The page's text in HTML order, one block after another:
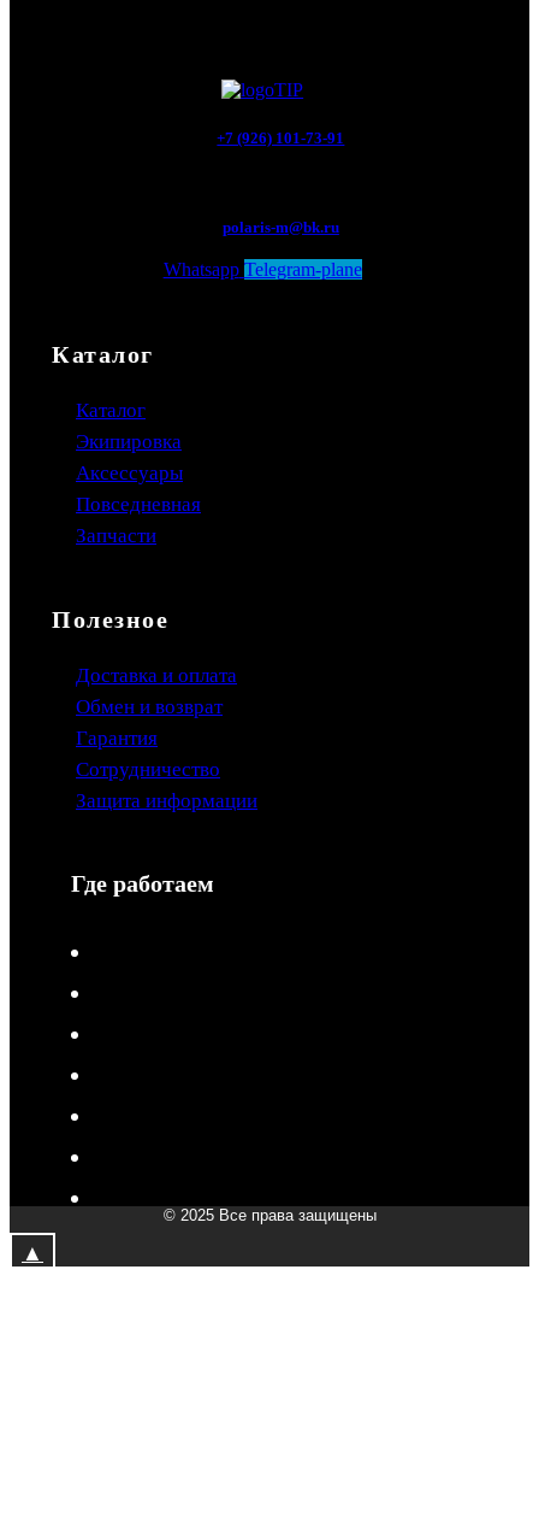
+7 (926) 101-73-91
polaris-m@bk.ru
Whatsapp Telegram-plane
Каталог
Каталог
Экипировка
Аксессуары
Повседневная
Запчасти
Полезное
Доставка и оплата
Обмен и возврат
Гарантия
Сотрудничество
Защита информации
Где работаем
© 2025 Все права защищены
▲